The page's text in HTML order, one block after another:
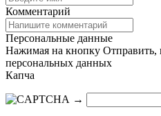
Комментарий
Персональные данные
Нажимая на кнопку Отправить,
персональных данных
Капча
→